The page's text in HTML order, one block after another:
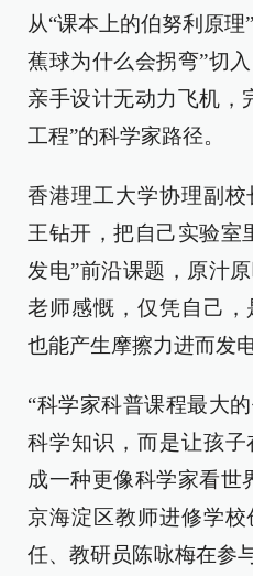
从“课本上的伯努利原
蕉球为什么会拐弯”切
亲手设计无动力飞机
工程”的科学家路径。
香港理工大学协理副
王钻开，把自己实验室
发电”前沿课题，原汁
老师感慨，仅凭自己
也能产生摩擦力进而发电
“科学家科普课程最大
科学知识，而是让孩
成一种更像科学家看世
京海淀区教师进修学
任、教研员陈咏梅在参